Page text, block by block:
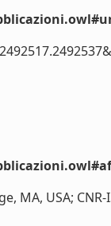
MA, USA; CNR-